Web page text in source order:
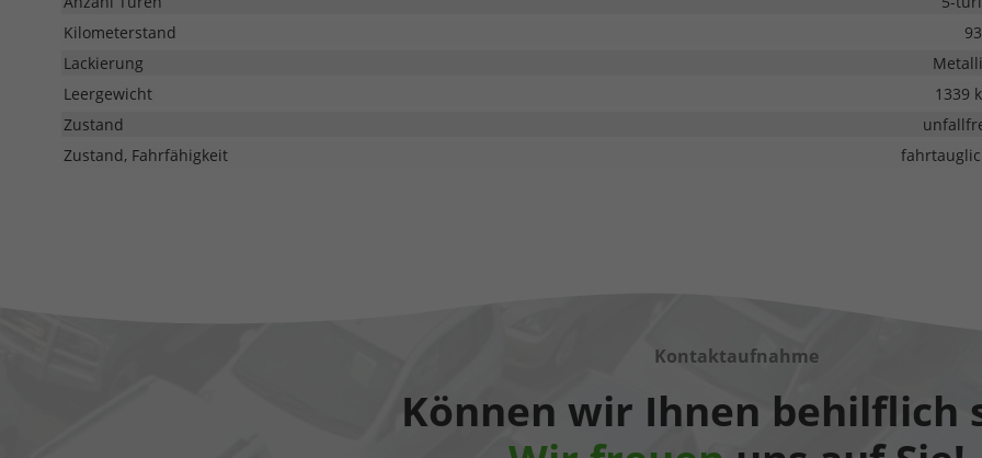
Kilometerstand
Lackierung
Leergewicht
1339
Zustand
Zustand, Fahrfähigkeit
Kontaktaufnahme
Können wir Ihnen behilflich